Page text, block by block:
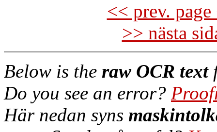
<< prev.
>> nästa
Below is the raw OCR text
Do you see an error?
Här nedan syns